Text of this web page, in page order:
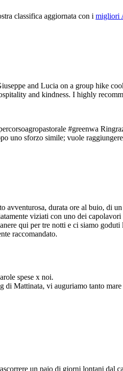
classifica aggiornata con i migliori
and Lucia on a group hike
and kindness. I highly
#greenwa
uno sforzo simile; vuole
avventurosa, durata ore al buio, di
viziati con uno dei
qui per tre notti e ci siamo
raccomandato.
spese x noi.
di Mattinata, vi auguriamo tanto
un paio di giorni lontani dal